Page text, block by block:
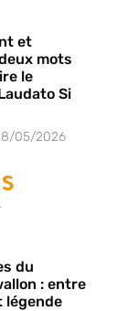
et
mots
le
Si
05/2026
du
: entre
légende